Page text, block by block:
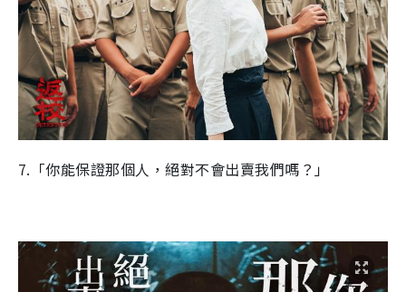
7.「你能保證那個人，絕對不會出賣我們嗎？」